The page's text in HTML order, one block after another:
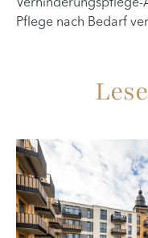
Verhinderungspflege-
Pflege nach Bedarf